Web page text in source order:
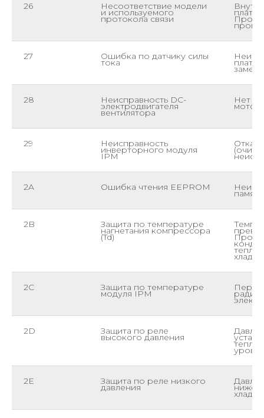
26 Несоответствие модели
и используемого
протокола связи
27 Ошибка по датчику силы
тока плате
28 Неисправность DC-
электродвигателя
вентилятора
Нет
29 Неисправность
инверторного модуля
IPM
Отказ
2A Ошибка чтения EEPROM
2B Защита по температуре
нагнетания компрессора
(Td)
2C Защита по температуре
модуля IPM
2D Защита по реле
высокого давления
2E Защита по реле низкого
давления ниже